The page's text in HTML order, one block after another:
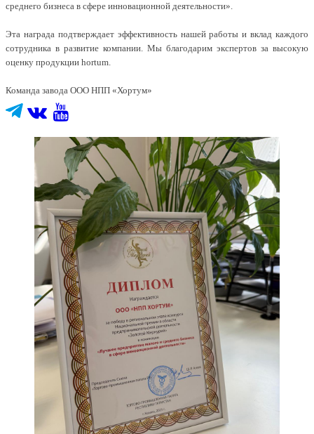
среднего бизнеса в сфере инновационной деятельности».
Эта награда подтверждает эффективность нашей работы и вклад каждого
сотрудника в развитие компании. Мы благодарим экспертов за высокую
оценку продукции hortum.
Команда завода ООО НПП «Хортум»